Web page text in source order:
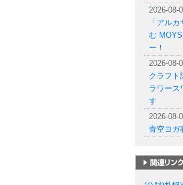
2026-08-
「アル
む
ー！
2026-08-
クラフト
ラワース
す
2026-08-
青空ヨガ